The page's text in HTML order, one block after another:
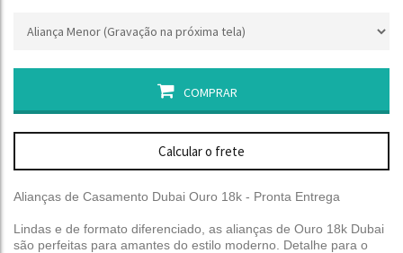
COMPRAR
Calcular o frete
Alianças de Casamento Dubai Ouro 18k - Pronta Entrega
Lindas e de formato diferenciado, as alianças de Ouro 18k Dubai
são perfeitas para amantes do estilo moderno. Detalhe para o